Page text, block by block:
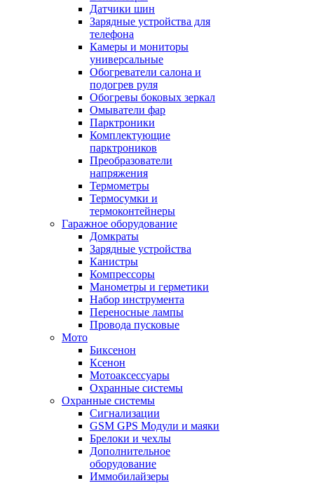
Датчики шин
Зарядные устройства для
телефона
Камеры и мониторы
универсальные
Обогреватели салона и
подогрев руля
Обогревы боковых зеркал
Омыватели фар
Парктроники
Комплектующие
парктроников
Преобразователи
напряжения
Термометры
Термосумки и
термоконтейнеры
Гаражное оборудование
Домкраты
Зарядные устройства
Канистры
Компрессоры
Манометры и герметики
Набор инструмента
Переносные лампы
Провода пусковые
Мото
Биксенон
Ксенон
Мотоаксессуары
Охранные системы
Охранные системы
Сигнализации
GSM GPS Модули и маяки
Брелоки и чехлы
Дополнительное
оборудование
Иммобилайзеры